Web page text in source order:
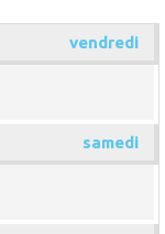
vendredi
samedi